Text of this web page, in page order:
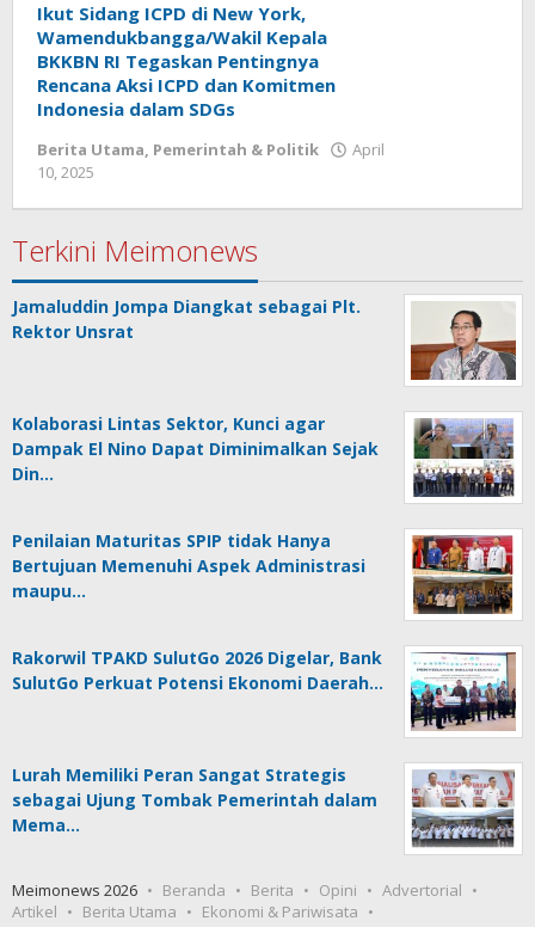
Ikut Sidang ICPD di New York,
Wamendukbangga/Wakil Kepala
BKKBN RI Tegaskan Pentingnya
Rencana Aksi ICPD dan Komitmen
Indonesia dalam SDGs
Berita Utama, Pemerintah & Politik
April
10, 2025
Terkini Meimonews
Jamaluddin Jompa Diangkat sebagai Plt.
Rektor Unsrat
Kolaborasi Lintas Sektor, Kunci agar
Dampak El Nino Dapat Diminimalkan Sejak
Din…
Penilaian Maturitas SPIP tidak Hanya
Bertujuan Memenuhi Aspek Administrasi
maupu…
Rakorwil TPAKD SulutGo 2026 Digelar, Bank
SulutGo Perkuat Potensi Ekonomi Daerah…
Lurah Memiliki Peran Sangat Strategis
sebagai Ujung Tombak Pemerintah dalam
Mema…
Meimonews 2026 Beranda Berita Opini
Advertorial
Artikel
Berita Utama
Ekonomi & Pariwisata